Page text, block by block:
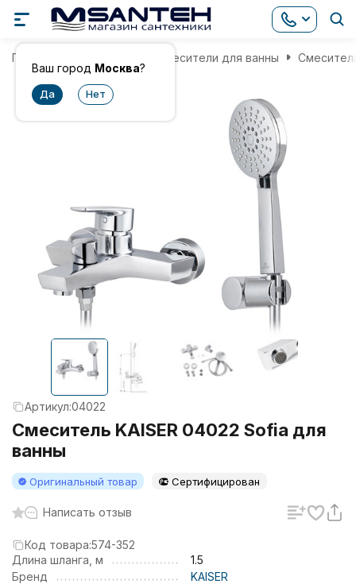
Ваш город Москва?
Главная Смесители для ванны
Артикул:04022
Смеситель KAISER 04022 Sofia для
ванны
Оригинальный товар Сертифицирован
Написать отзыв
Код товара:574-352
Длина шланга, м
1.5
Бренд
KAISER